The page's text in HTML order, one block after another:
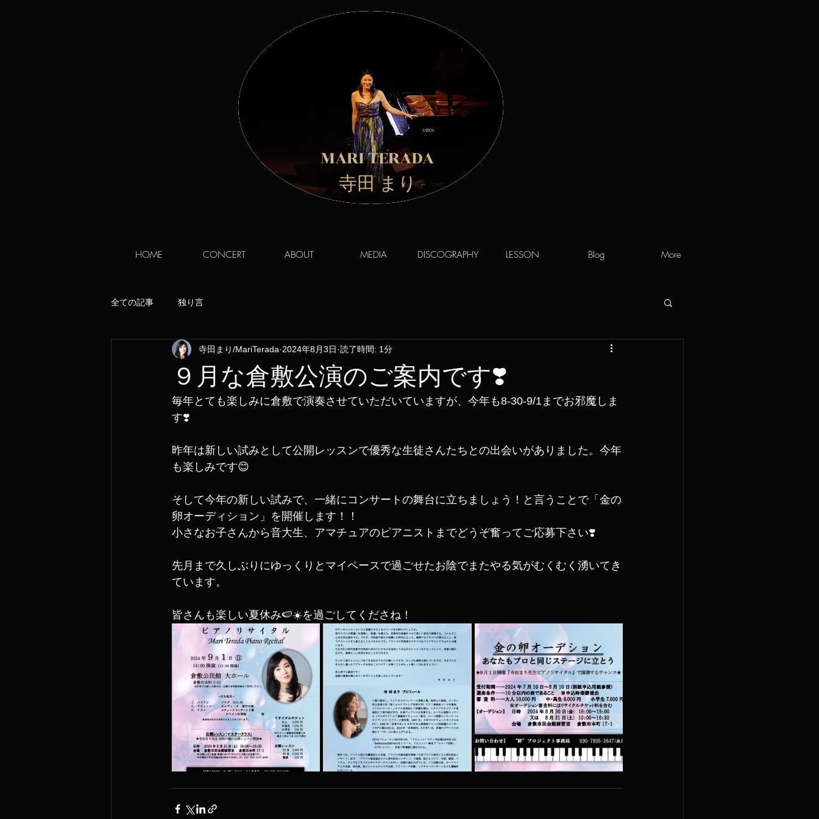
MARI TERADA
​ 寺田 まり
HOME CONCERT ABOUT MEDIA DISCOGRAPHY LESSON Blog More
全ての記事 独り言
９月な倉敷公演のご案内です❣️
寺田まり/MariTerada 2024年8月3日 読了時間: 1分
毎年とても楽しみに倉敷で演奏させていただいていますが、今年も8-30-9/1までお邪魔しま
す❣️
昨年は新しい試みとして公開レッスンで優秀な生徒さんたちとの出会いがありました。今年
も楽しみです😊
そして今年の新しい試みで、一緒にコンサートの舞台に立ちましょう！と言うことで「金の
卵オーディション」を開催します！！
小さなお子さんから音大生、アマチュアのピアニストまでどうぞ奮ってご応募下さい❣️
先月まで久しぶりにゆっくりとマイペースで過ごせたお陰でまたやる気がむくむく湧いてき
ています。
皆さんも楽しい夏休み🍉☀️を過ごしてくださね！